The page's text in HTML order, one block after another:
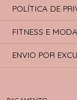
POLÍTICA DE
FITNESS E
ENVIO POR